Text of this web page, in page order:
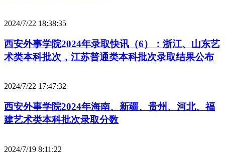
2024/7/22 18:38:35
西安外事学院2024年录取快讯（6）：浙江、山东艺
术类本科批次，江苏普通类本科批次录取结果公布
2024/7/22 17:47:32
西安外事学院2024年海南、新疆、贵州、河北、福
建艺术类本科批次录取分数
2024/7/19 8:11:22